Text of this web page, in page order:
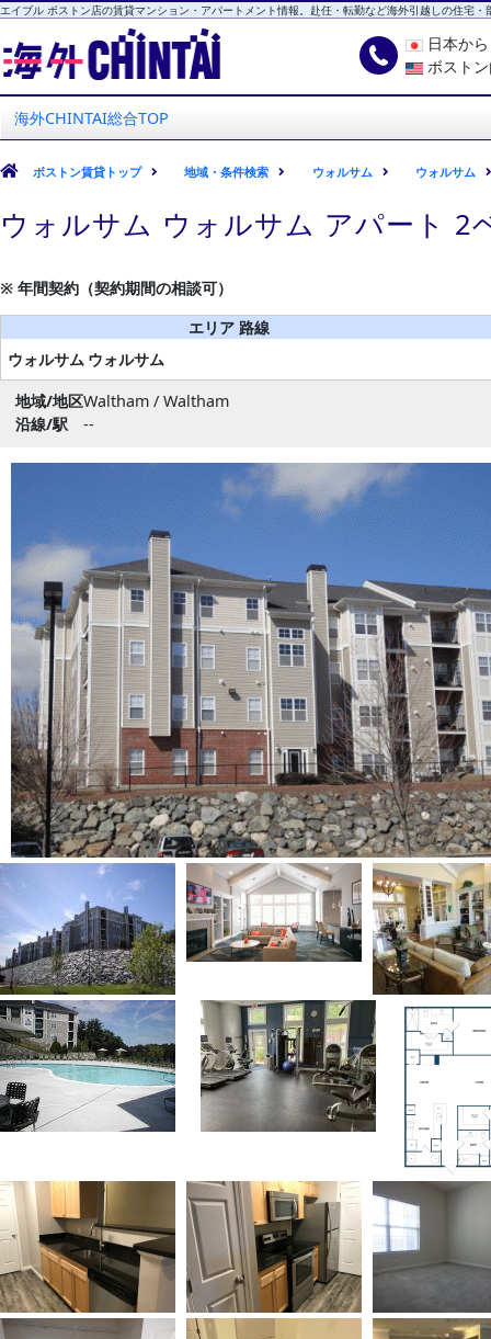
エイブル ボストン店の賃貸マンション・アパートメント情報。赴任・転勤など海外引越しの住宅・
海外CHINTAI
エイブル ボストン店
日本か
ボスト
海外CHINTAI総合TOP
ボストン賃貸トップ 地域・条件検索 ウォルサム ウォルサム
ウォルサム ウォルサム アパート 2
※ 年間契約（契約期間の相談可）
エリア 路線
ウォルサム ウォルサム
地域/地区Waltham / Waltham
沿線/駅
--